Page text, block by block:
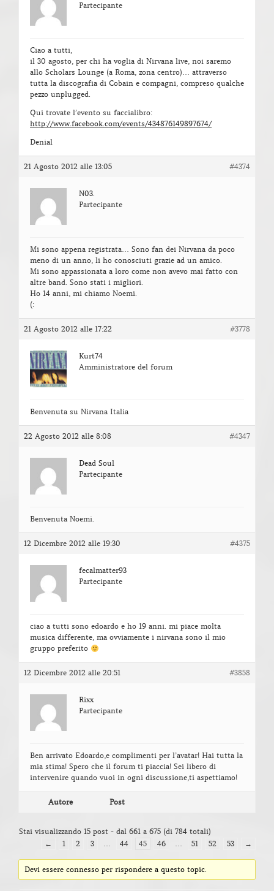
Partecipante
Ciao a tutti,
il 30 agosto, per chi ha voglia di Nirvana live, noi saremo
allo Scholars Lounge (a Roma, zona centro)… attraverso
tutta la discografia di Cobain e compagni, compreso qualche
pezzo unplugged.
Qui trovate l’evento su faccialibro:
http://www.facebook.com/events/434876149897674/
Denial
21 Agosto 2012 alle 13:05 #4374
N03.
Partecipante
Mi sono appena registrata… Sono fan dei Nirvana da poco
meno di un anno, li ho conosciuti grazie ad un amico.
Mi sono appassionata a loro come non avevo mai fatto con
altre band. Sono stati i migliori.
Ho 14 anni, mi chiamo Noemi.
(:
21 Agosto 2012 alle 17:22 #3778
Kurt74
Amministratore del forum
Benvenuta su Nirvana Italia
22 Agosto 2012 alle 8:08 #4347
Dead Soul
Partecipante
Benvenuta Noemi.
12 Dicembre 2012 alle 19:30 #4375
fecalmatter93
Partecipante
ciao a tutti sono edoardo e ho 19 anni. mi piace molta
musica differente, ma ovviamente i nirvana sono il mio
gruppo preferito
12 Dicembre 2012 alle 20:51 #3858
Rixx
Partecipante
Ben arrivato Edoardo,e complimenti per l’avatar! Hai tutta la
mia stima! Spero che il forum ti piaccia! Sei libero di
intervenire quando vuoi in ogni discussione,ti aspettiamo!
Autore Post
Stai visualizzando 15 post - dal 661 a 675 (di 784 totali)
←
1 2 3 … 44 45 46 … 51 52 53 →
Devi essere connesso per rispondere a questo topic.